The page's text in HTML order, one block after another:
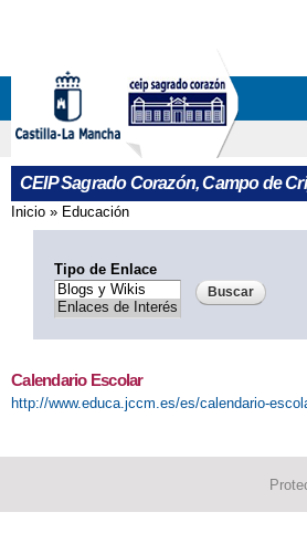
CEIP Sagrado Corazón, Campo de
Se encuentra usted
Inicio » Educación
Tipo de Enlace
Calendario Escolar
http://www.educa.jccm.es/es/calendario-